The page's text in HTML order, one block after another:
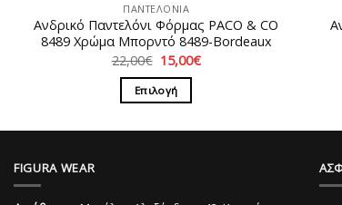
ΠΑΝΤΕΛΟΝΙΑ
Ανδρικό Παντελόνι Φόρμας PACO & CO
8489 Χρώμα Μπορντό 8489-Bordeaux
22,00€ Original
price
was:
22,00€.
15,00€Η
Επιλογή
το
FIGURA WEAR